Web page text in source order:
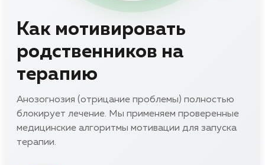
Как мотивировать
родственников на
терапию
Анозогнозия (отрицание проблемы) полностью
блокирует лечение. Мы применяем проверенные
медицинские алгоритмы мотивации для запуска
терапии.